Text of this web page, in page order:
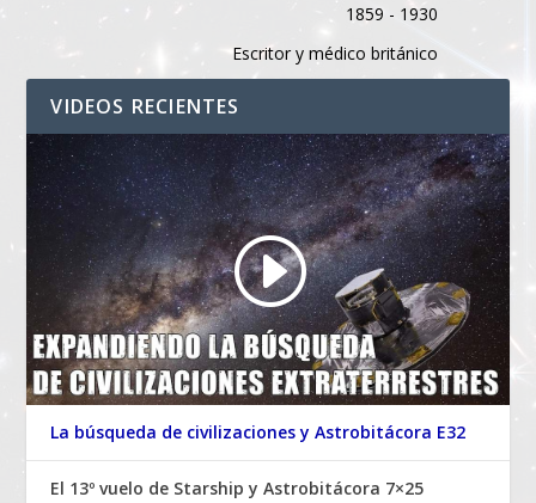
1859 - 1930
Escritor y médico británico
VIDEOS RECIENTES
La búsqueda de civilizaciones y Astrobitácora E32
El 13º vuelo de Starship y Astrobitácora 7×25